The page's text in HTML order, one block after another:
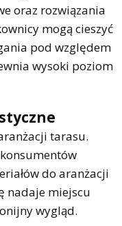
oraz rozwiązania
mogą cieszyć
pod względem
wysoki poziom
tarasu.
do aranżacji
nadaje miejscu
wygląd.